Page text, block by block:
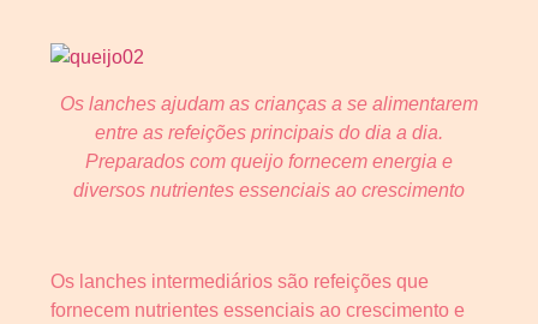
Os lanches ajudam as crianças a se alimentarem
entre as refeições principais do dia a dia.
Preparados com queijo fornecem energia e
diversos nutrientes essenciais ao crescimento
Os lanches intermediários são refeições que
fornecem nutrientes essenciais ao crescimento e